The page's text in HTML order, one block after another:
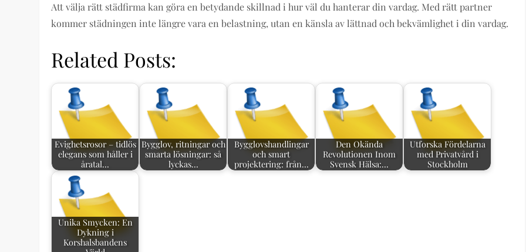
Att välja rätt städfirma kan göra en betydande skillnad i hur väl du hanterar din vardag. Med rätt partner
kommer städningen inte längre vara en belastning, utan en känsla av lättnad och bekvämlighet i din vardag.
Related Posts:
Evighetsrosor – tidlös
elegans som håller i
åratal…
Bygglov, ritningar och
smarta lösningar: så
lyckas…
Bygglovshandlingar
och smart
projektering: från…
Den Okända
Revolutionen Inom
Svensk Hälsa:…
Utforska Fördelarna
med Privatvård i
Stockholm
Unika Smycken: En
Dykning i
Korshalsbandens